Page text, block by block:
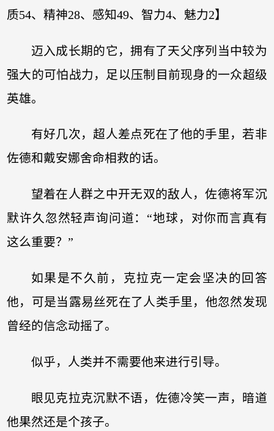
质54、精神28、感知49、智力4、魅力2】
迈入成长期的它，拥有了天父序列当中较为
强大的可怕战力，足以压制目前现身的一众超级
英雄。
有好几次，超人差点死在了他的手里，若非
佐德和戴安娜舍命相救的话。
望着在人群之中开无双的敌人，佐德将军沉
默许久忽然轻声询问道：“地球，对你而言真有
这么重要？”
如果是不久前，克拉克一定会坚决的回答
他，可是当露易丝死在了人类手里，他忽然发现
曾经的信念动摇了。
似乎，人类并不需要他来进行引导。
眼见克拉克沉默不语，佐德冷笑一声，暗道
他果然还是个孩子。